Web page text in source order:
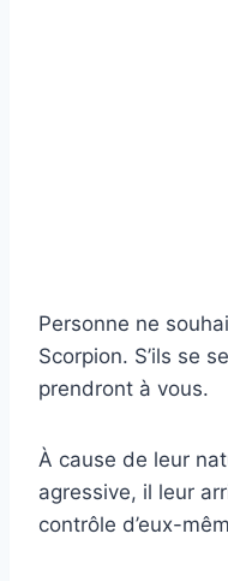
Personne ne
Scorpion. S’ils se
prendront à vous.
À cause de leur
agressive, il leur
contrôle d’eux-